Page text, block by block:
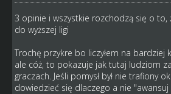
3 opinie i wszystkie rozchodzą się o to,
do wyższej ligi
Trochę przykre bo liczyłem na bardziej
ale cóż, to pokazuje jak tutaj ludziom
graczach. Jeśli pomysł był nie trafiony
dowiedzieć się dlaczego a nie